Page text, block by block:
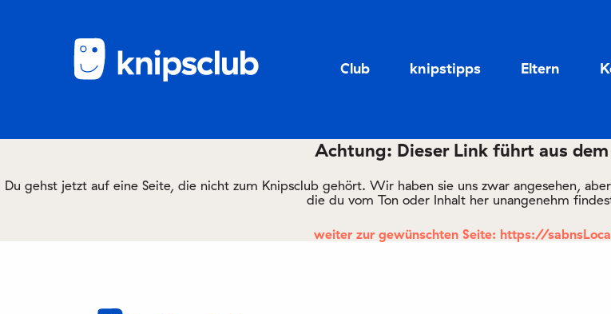
Club knipstipps Eltern
Achtung: Dieser Link führt aus
Du gehst jetzt auf eine Seite, die nicht zum Knipsclub gehört. Wir haben sie uns zwar angesehen,
die du vom Ton oder Inhalt her unangenehm
weiter zur gewünschten Seite: https://